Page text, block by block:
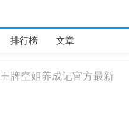
排行榜 文章
王牌空姐养成记官方最新